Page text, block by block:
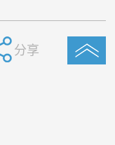
分享